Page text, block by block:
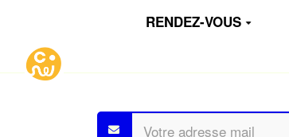
Aller au contenu principalRENDEZ-VOUS